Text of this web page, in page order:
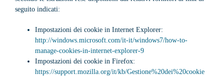
seguito indicati:
Impostazioni dei cookie in Internet Explorer:
http://windows.microsoft.com/it-it/windows7/how-to-
manage-cookies-in-internet-explorer-9
Impostazioni dei cookie in Firefox:
https://support.mozilla.org/it/kb/Gestione%20dei%20cookie